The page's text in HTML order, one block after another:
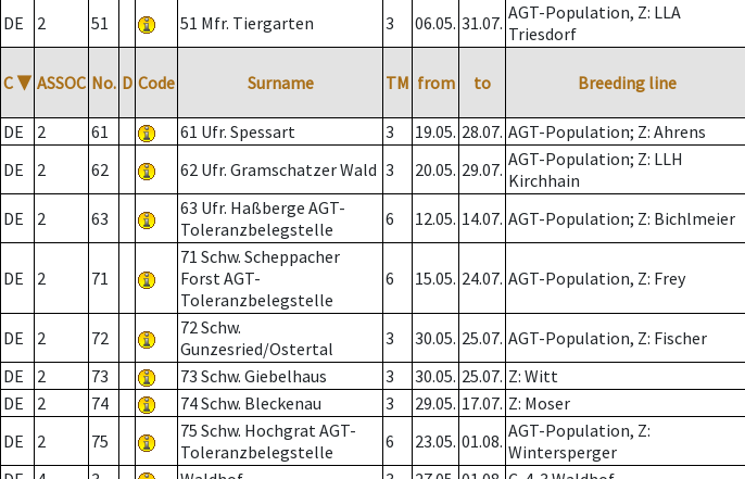
DE
2 51 51 Mfr. Tiergarten 3 06.05. 31.07. AGT-Population, Z: LLA
Triesdorf
C ▼ ASSOC No. D Code Surname TM from to Breeding line
DE
2 61 61 Ufr. Spessart 3 19.05. 28.07. AGT-Population; Z: Ahrens
DE
2 62 62 Ufr. Gramschatzer Wald 3 20.05. 29.07. AGT-Population; Z: LLH
Kirchhain
DE 2 63
63 Ufr. Haßberge AGT-
Toleranzbelegstelle
6 12.05. 14.07. AGT-Population; Z: Bichlmeier
DE 2 71
71 Schw. Scheppacher
Forst AGT-
Toleranzbelegstelle
6 15.05. 24.07. AGT-Population, Z: Frey
DE 2 72
72 Schw.
Gunzesried/Ostertal
3 30.05. 25.07. AGT-Population, Z: Fischer
DE
2 73 73 Schw. Giebelhaus 3 30.05. 25.07. Z: Witt
DE
2 74 74 Schw. Bleckenau 3 29.05. 17.07. Z: Moser
DE
2 75
75 Schw. Hochgrat AGT-
Toleranzbelegstelle
6 23.05. 01.08. AGT-Population, Z:
Wintersperger